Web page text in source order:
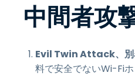
中間者攻
Evil Twin Attack、
料で安全でないWi-Fi